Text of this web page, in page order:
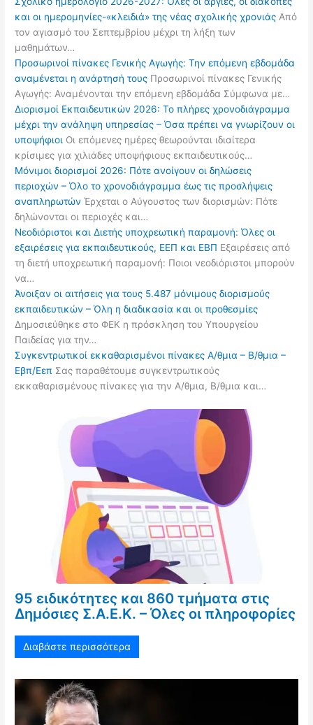
και οι ημερομηνίες-«κλειδιά» της νέας σχολικής χρονιάς Από
τον αγιασμό του Σεπτεμβρίου μέχρι τη λήξη των
μαθημάτων…
Προσωρινοί πίνακες Γενικής Αγωγής: Την επόμενη εβδομάδα
αναμένεται η ανάρτησή τους Προσωρινοί πίνακες Γενικής
Αγωγής: Αναμένονται την επόμενη εβδομάδα Σύμφωνα με…
Διορισμοί Εκπαιδευτικών 2026: Το πλήρες χρονοδιάγραμμα
μέχρι την ανάληψη υπηρεσίας – Όσα πρέπει να γνωρίζουν οι
υποψήφιοι Οι επόμενες ημέρες θεωρούνται ιδιαίτερα
κρίσιμες για χιλιάδες υποψήφιους εκπαιδευτικούς…
Μόνιμοι διορισμοί 2026: Πότε ανοίγουν οι δηλώσεις
περιοχών – Όλο το χρονοδιάγραμμα έως τις προσλήψεις
αναπληρωτών Έρχεται ο Αύγουστος των διορισμών: Πότε
δηλώνονται οι περιοχές και…
Νεοδιόριστοι και Διετής υποχρεωτική παραμονή: Όλες οι
εξαιρέσεις για εκπαιδευτικούς, ΕΕΠ και ΕΒΠ Εξαιρέσεις από
τη διετή υποχρεωτική παραμονή: Ποιοι νεοδιόριστοι μπορούν
να…
Άνοιξαν οι αιτήσεις για τους 5.487 μόνιμους διορισμούς
εκπαιδευτικών – Όλη η διαδικασία και οι προθεσμίες
Δημοσιεύθηκε στο ΦΕΚ η πρόσκληση του Υπουργείου
Παιδείας για την…
Συγκεντρωτικοί εκκαθαρισμένοι πίνακες Α/θμια – Β/θμια –
Εβπ/Εεπ Σας παραθέτουμε συγκεντρωτικούς
εκκαθαρισμένους πίνακες για την Α/θμια, Β/θμια και…
95 ειδικότητες και 860 τμήματα στις
Δημόσιες Σ.Α.Ε.Κ. – Όλες οι πληροφορίες
Διαβάστε περισσότερα